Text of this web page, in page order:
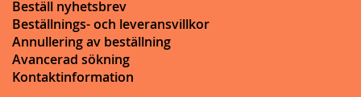
Beställ nyhetsbrev
Beställnings- och leveransvillkor
Annullering av beställning
Avancerad sökning
Kontaktinformation